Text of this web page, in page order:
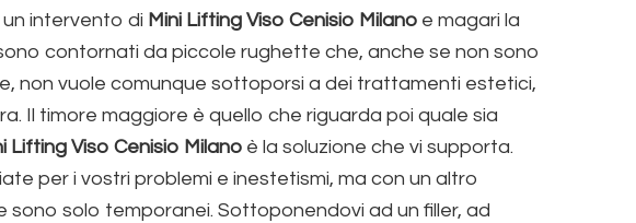
intervento di Mini Lifting Viso Cenisio Milano e magari la
contornati da piccole rughette che, anche se non sono
non vuole comunque sottoporsi a dei trattamenti estetici,
Il timore maggiore è quello che riguarda poi quale sia
Lifting Viso Cenisio Milano è la soluzione che vi supporta.
per i vostri problemi e inestetismi, ma con un altro
solo temporanei. Sottoponendovi ad un filler, ad